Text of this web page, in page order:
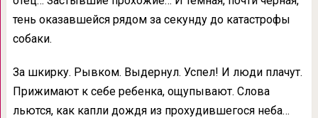
тень оказавшейся рядом за секунду до катастрофы
собаки.
За шкирку. Рывком. Выдернул. Успел! И люди плачут.
Прижимают к себе ребенка, ощупывают. Слова
льются, как капли дождя из прохудившегося неба…